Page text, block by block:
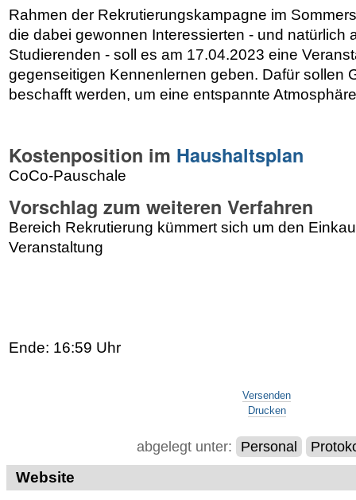
Rahmen der Rekrutierungskampagne im
die dabei gewonnen Interessierten - und natürlich
Studierenden - soll es am 17.04.2023 eine
gegenseitigen Kennenlernen geben. Dafür sollen
beschafft werden, um eine entspannte
Kostenposition im Haushaltsplan
CoCo-Pauschale
Vorschlag zum weiteren Verfahren
Bereich Rekrutierung kümmert sich um den
Veranstaltung
Ende: 16:59 Uhr
Versenden
Drucken
abgelegt unter: Personal
Website